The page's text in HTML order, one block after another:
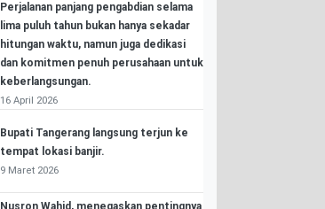
Perjalanan panjang pengabdian selama
lima puluh tahun bukan hanya sekadar
hitungan waktu, namun juga dedikasi
dan komitmen penuh perusahaan untuk
keberlangsungan.
16 April 2026
Bupati Tangerang langsung terjun ke
tempat lokasi banjir.
9 Maret 2026
Nusron Wahid, menegaskan pentingnya